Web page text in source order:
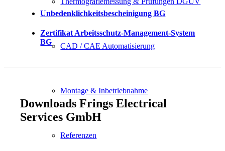
CAD / CAE Automatisierung
Montage & Inbetriebnahme
Referenzen
Unbedenklichkeitsbescheinigung BG
Zertifikat Arbeitsschutz-Management-System
BG
Downloads Frings Electrical
Services GmbH